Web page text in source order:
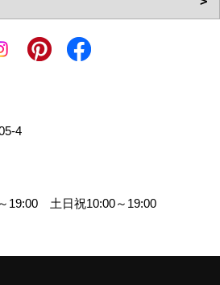
4
19:00 土日祝10:00～19:00